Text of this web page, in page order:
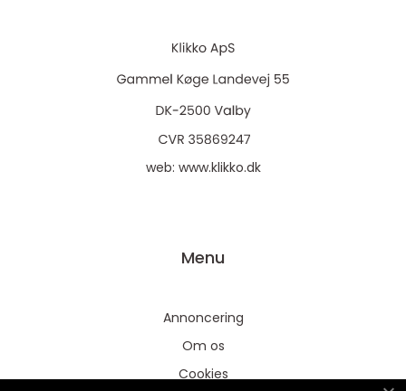
web: www.klikko.dk
Menu
Annoncering
Om os
Cookies